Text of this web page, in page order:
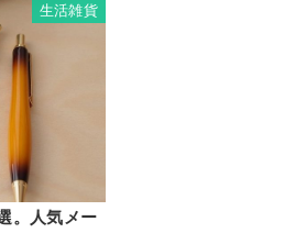
生活雑貨
。人気メー